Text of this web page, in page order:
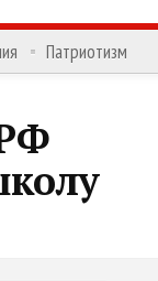
Патриотизм